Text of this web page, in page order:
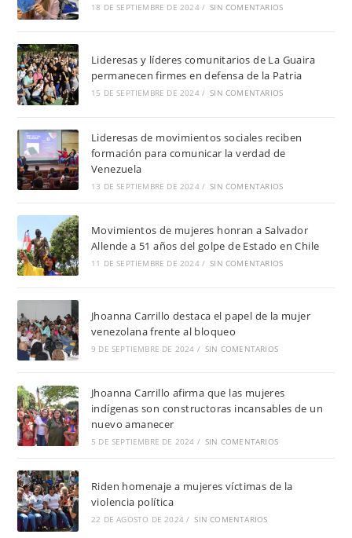
18 DE SEPTIEMBRE DE 2024 / SIN COMENTARIOS
Lideresas y líderes comunitarios de La Guaira
permanecen firmes en defensa de la Patria
15 DE SEPTIEMBRE DE 2024 / SIN COMENTARIOS
Lideresas de movimientos sociales reciben
formación para comunicar la verdad de
Venezuela
13 DE SEPTIEMBRE DE 2024 / SIN COMENTARIOS
Movimientos de mujeres honran a Salvador
Allende a 51 años del golpe de Estado en Chile
11 DE SEPTIEMBRE DE 2024 / SIN COMENTARIOS
Jhoanna Carrillo destaca el papel de la mujer
venezolana frente al bloqueo
9 DE SEPTIEMBRE DE 2024 / SIN COMENTARIOS
Jhoanna Carrillo afirma que las mujeres
indígenas son constructoras incansables de un
nuevo amanecer
5 DE SEPTIEMBRE DE 2024 / SIN COMENTARIOS
Riden homenaje a mujeres víctimas de la
violencia política
22 DE AGOSTO DE 2024 / SIN COMENTARIOS